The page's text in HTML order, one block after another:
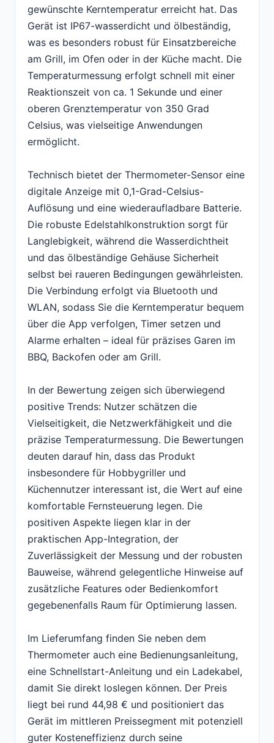
gewünschte Kerntemperatur erreicht hat. Das
Gerät ist IP67-wasserdicht und ölbeständig,
was es besonders robust für Einsatzbereiche
am Grill, im Ofen oder in der Küche macht. Die
Temperaturmessung erfolgt schnell mit einer
Reaktionszeit von ca. 1 Sekunde und einer
oberen Grenztemperatur von 350 Grad
Celsius, was vielseitige Anwendungen
ermöglicht.
Technisch bietet der Thermometer-Sensor eine
digitale Anzeige mit 0,1-Grad-Celsius-
Auflösung und eine wiederaufladbare Batterie.
Die robuste Edelstahlkonstruktion sorgt für
Langlebigkeit, während die Wasserdichtheit
und das ölbeständige Gehäuse Sicherheit
selbst bei raueren Bedingungen gewährleisten.
Die Verbindung erfolgt via Bluetooth und
WLAN, sodass Sie die Kerntemperatur bequem
über die App verfolgen, Timer setzen und
Alarme erhalten – ideal für präzises Garen im
BBQ, Backofen oder am Grill.
In der Bewertung zeigen sich überwiegend
positive Trends: Nutzer schätzen die
Vielseitigkeit, die Netzwerkfähigkeit und die
präzise Temperaturmessung. Die Bewertungen
deuten darauf hin, dass das Produkt
insbesondere für Hobbygriller und
Küchennutzer interessant ist, die Wert auf eine
komfortable Fernsteuerung legen. Die
positiven Aspekte liegen klar in der
praktischen App-Integration, der
Zuverlässigkeit der Messung und der robusten
Bauweise, während gelegentliche Hinweise auf
zusätzliche Features oder Bedienkomfort
gegebenenfalls Raum für Optimierung lassen.
Im Lieferumfang finden Sie neben dem
Thermometer auch eine Bedienungsanleitung,
eine Schnellstart-Anleitung und ein Ladekabel,
damit Sie direkt loslegen können. Der Preis
liegt bei rund 44,98 € und positioniert das
Gerät im mittleren Preissegment mit potenziell
guter Kosteneffizienz durch seine